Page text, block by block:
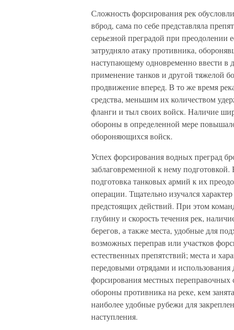
Сложность форсирования рек
вброд, сама по себе представляла
серьезной преградой при преодолении
затрудняло атаку противника,
наступающему одновременно ввести в
применение танков и другой тяжелой
продвижение вперед. В то же время
средства, меньшим их количеством
фланги и тыл своих войск. Наличие
обороны в определенной мере
обороняющихся войск.
Успех форсирования водных преград
заблаговременной к нему
подготовка танковых армий к их
операции. Тщательно изучался
предстоящих действий. При этом
глубину и скорость течения рек,
берегов, а также места, удобные для
возможных переправ или участков
естественных препятствий; места и
передовыми отрядами и использования
форсирования местных переправочных
обороны противника на реке, кем
наиболее удобные рубежи для
наступления.